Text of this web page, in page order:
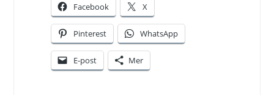
Facebook X
Pinterest WhatsApp
E-post Mer